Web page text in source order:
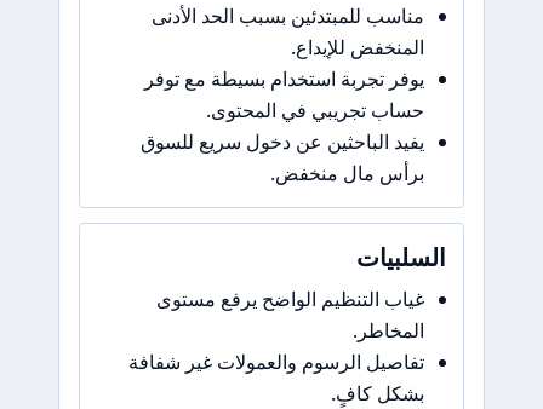
مناسب للمبتدئين بسبب الحد الأدنى
المنخفض للإيداع.
يوفر تجربة استخدام بسيطة مع توفر
حساب تجريبي في المحتوى.
يفيد الباحثين عن دخول سريع للسوق
برأس مال منخفض.
السلبيات
غياب التنظيم الواضح يرفع مستوى
المخاطر.
تفاصيل الرسوم والعمولات غير شفافة
بشكل كافٍ.